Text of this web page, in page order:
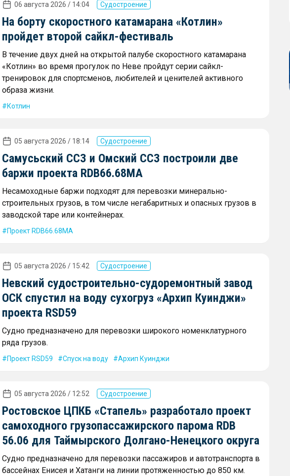
06 августа 2026 / 14:04 Судостроение
На борту скоростного катамарана «Котлин»
пройдет второй сайкл-фестиваль
В течение двух дней на открытой палубе скоростного катамарана
«Котлин» во время прогулок по Неве пройдут серии сайкл-
тренировок для спортсменов, любителей и ценителей активного
образа жизни.
Котлин
05 августа 2026 / 18:14 Судостроение
Самусьский ССЗ и Омский ССЗ построили две
баржи проекта RDB66.68МА
Несамоходные баржи подходят для перевозки минерально-
строительных грузов, в том числе негабаритных и опасных грузов в
заводской таре или контейнерах.
Проект RDB66.68МА
05 августа 2026 / 15:42 Судостроение
Невский судостроительно-судоремонтный завод
ОСК спустил на воду сухогруз «Архип Куинджи»
проекта RSD59
Судно предназначено для перевозки широкого номенклатурного
ряда грузов.
Проект RSD59 Спуск на воду Архип Куинджи
05 августа 2026 / 12:52 Судостроение
Ростовское ЦПКБ «Стапель» разработало проект
самоходного грузопассажирского парома RDB
56.06 для Таймырского Долгано-Ненецкого округа
Судно предназначено для перевозки пассажиров и автотранспорта в
бассейнах Енисея и Хатанги на линии протяженностью до 850 км.